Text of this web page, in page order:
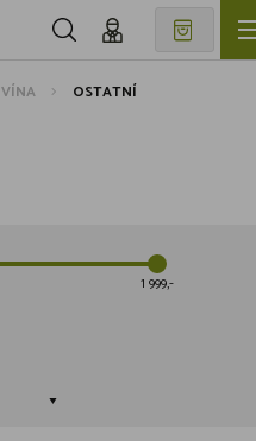
VÍNA OSTATNÍ
1 999